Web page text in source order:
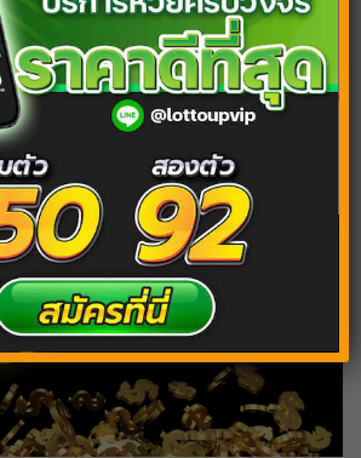
ว่าตกเตียง ฝันว่านอนตกเตียง
งอ่านต่อ